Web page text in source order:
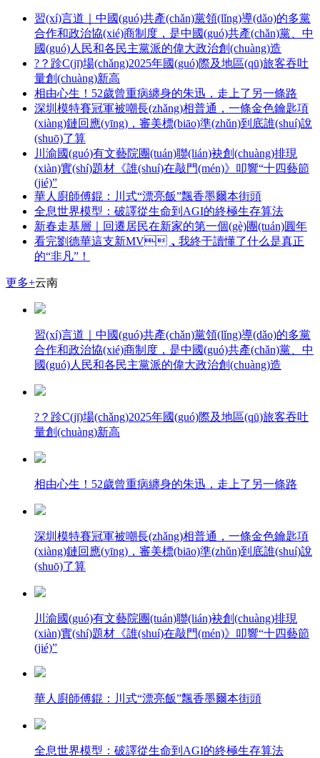
習(xí)言道｜中國(guó)共產(chǎn)黨領(lǐng)導(dǎo)的多黨
合作和政治協(xié)商制度，是中國(guó)共產(chǎn)黨、中
國(guó)人民和各民主黨派的偉大政治創(chuàng)造
?？跈C(jī)場(chǎng)2025年國(guó)際及地區(qū)旅客吞吐
量創(chuàng)新高
相由心生！52歲曾重病纏身的朱迅，走上了另一條路
深圳模特賽冠軍被嘲長(zhǎng)相普通，一條金色鑰匙項
(xiàng)鏈回應(yīng)，審美標(biāo)準(zhǔn)到底誰(shuí)說
(shuō)了算
川渝國(guó)有文藝院團(tuán)聯(lián)袂創(chuàng)排現
(xiàn)實(shí)題材《誰(shuí)在敲門(mén)》叩響“十四藝節
(jié)”
華人廚師傅錕：川式“漂亮飯”飄香墨爾本街頭
全息世界模型：破譯從生命到AGI的終極生存算法
新春走基層｜回遷居民在新家的第一個(gè)團(tuán)圓年
看完劉德華這支新MV，我終于讀懂了什么是真正
的“非凡”！
更多+云南
習(xí)言道｜中國(guó)共產(chǎn)黨領(lǐng)導(dǎo)的多黨
合作和政治協(xié)商制度，是中國(guó)共產(chǎn)黨、中
國(guó)人民和各民主黨派的偉大政治創(chuàng)造
?？跈C(jī)場(chǎng)2025年國(guó)際及地區(qū)旅客吞吐
量創(chuàng)新高
相由心生！52歲曾重病纏身的朱迅，走上了另一條路
深圳模特賽冠軍被嘲長(zhǎng)相普通，一條金色鑰匙項
(xiàng)鏈回應(yīng)，審美標(biāo)準(zhǔn)到底誰(shuí)說
(shuō)了算
川渝國(guó)有文藝院團(tuán)聯(lián)袂創(chuàng)排現
(xiàn)實(shí)題材《誰(shuí)在敲門(mén)》叩響“十四藝節
(jié)”
華人廚師傅錕：川式“漂亮飯”飄香墨爾本街頭
全息世界模型：破譯從生命到AGI的終極生存算法